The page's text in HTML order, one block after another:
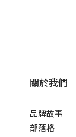
關於我們
品牌故事
部落格